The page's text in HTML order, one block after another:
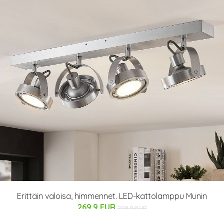
Erittäin valoisa, himmennet. LED-kattolamppu Munin